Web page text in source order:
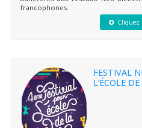
francophones.
Cliquez
FESTIVAL
L’ÉCOLE